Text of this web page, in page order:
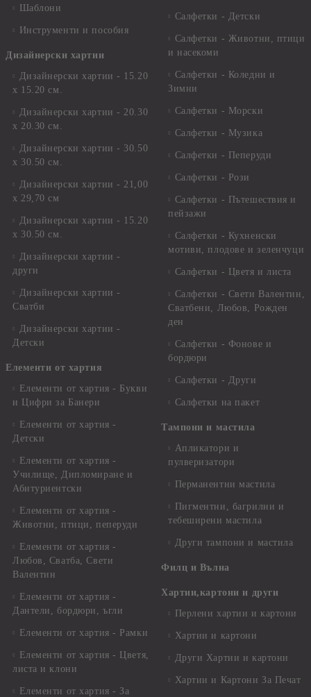
Шаблони
Инструменти и пособия
Дизайнерски хартии
Дизайнерски хартии - 15.20
х 15.20 см.
Дизайнерски хартии - 20.30
х 20.30 см.
Дизайнерски хартии - 30.50
х 30.50 см.
Дизайнерски хартии - 21,00
х 29,70 см
Дизайнерски хартии - 15.20
x 30.50 см.
Дизайнерски хартии -
други
Дизайнерски хартии -
Сватби
Дизайнерски хартии -
Детски
Елементи от хартия
Елементи от хартия - Букви
и Цифри за Банери
Елементи от хартия -
Детски
Елементи от хартия -
Училище, Дипломиране и
Абитуриентски
Елементи от хартия -
Животни, птици, пеперуди
Елементи от хартия -
Любов, Сватба, Свети
Валентин
Елементи от хартия -
Дантели, бордюри, ъгли
Елементи от хартия - Рамки
Елементи от хартия - Цветя,
листа и клони
Елементи от хартия - За
Салфетки - Детски
Салфетки - Животни, птици
и насекоми
Салфетки - Коледни и
Зимни
Салфетки - Морски
Салфетки - Музика
Салфетки - Пеперуди
Салфетки - Рози
Салфетки - Пътешествия и
пейзажи
Салфетки - Кухненски
мотиви, плодове и зеленчуци
Салфетки - Цветя и листа
Салфетки - Свети Валентин,
Сватбени, Любов, Рожден
ден
Салфетки - Фонове и
бордюри
Салфетки - Други
Салфетки на пакет
Тампони и мастила
Апликатори и
пулверизатори
Перманентни мастила
Пигментни, багрилни и
тебеширени мастила
Други тампони и мастила
Филц и Вълна
Хартии,картони и други
Перлени хартии и картони
Хартии и картони
Други Хартии и картони
Хартии и Картони За Печат